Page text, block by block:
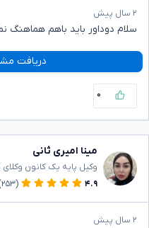
۲ سال پیش
سلام دوداور باید باهم هماهنگ
دریافت
۰
مینا امیری ثانی
وکیل پایه یک کانون وکلای
۴.۹
(۲۵۳)
۲ سال پیش